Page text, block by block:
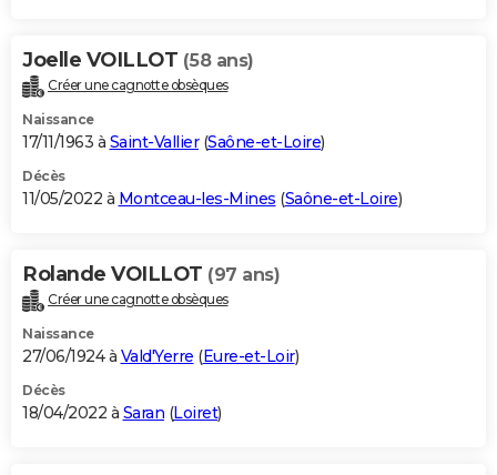
Joelle VOILLOT (58 ans)
Créer une cagnotte obsèques
Naissance
17/11/1963 à Saint-Vallier(Saône-et-Loire)
Décès
11/05/2022 à Montceau-les-Mines (Saône-et-Loire)
Rolande VOILLOT (97 ans)
Créer une cagnotte obsèques
Naissance
27/06/1924 à Vald'Yerre (Eure-et-Loir)
Décès
18/04/2022 à Saran (Loiret)